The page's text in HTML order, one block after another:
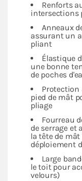
Renforts
intersections
Anneaux
assurant un
pliant
Élastique
une bonne
de poches
pied de mât
pliage
Fourreau
de serrage et
la tête de
déploiement
Large
le toit pour
velours)